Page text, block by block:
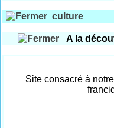
culture
A la
Site consacré à